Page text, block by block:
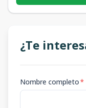
¿Te
Nombre completo*